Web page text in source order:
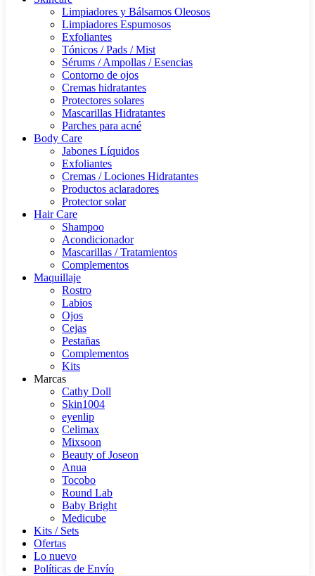
Limpiadores y Bálsamos Oleosos
Limpiadores Espumosos
Exfoliantes
Tónicos / Pads / Mist
Sérums / Ampollas / Esencias
Contorno de ojos
Cremas hidratantes
Protectores solares
Mascarillas Hidratantes
Parches para acné
Body Care
Jabones Líquidos
Exfoliantes
Cremas / Lociones Hidratantes
Productos aclaradores
Protector solar
Hair Care
Shampoo
Acondicionador
Mascarillas / Tratamientos
Complementos
Maquillaje
Rostro
Labios
Ojos
Cejas
Pestañas
Complementos
Kits
Marcas
Cathy Doll
Skin1004
eyenlip
Celimax
Mixsoon
Beauty of Joseon
Anua
Tocobo
Round Lab
Baby Bright
Medicube
Kits / Sets
Ofertas
Lo nuevo
Políticas de Envío